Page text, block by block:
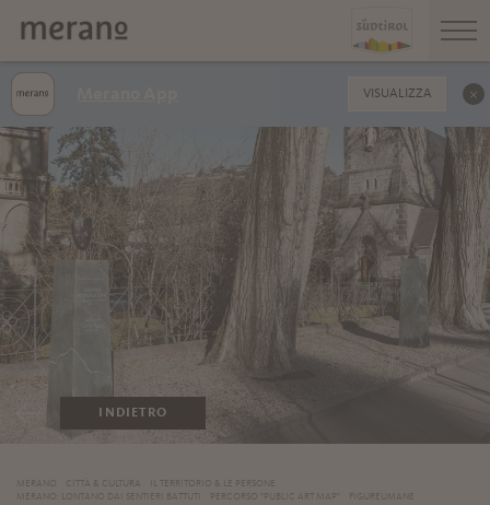
INDIETRO
MERANO CITTÀ & CULTURA
IL TERRITORIO & LE PERSONE
MERANO: LONTANO DAI SENTIERI BATTUTI
PERCORSO "PUBLIC ART MAP" FIGUREUMANE
VISUALIZZA